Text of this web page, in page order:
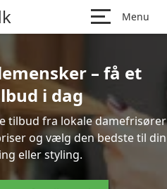
Menu
– få et
i dag
tilbud fra lokale damefrisører
og vælg den bedste til din
eller styling.